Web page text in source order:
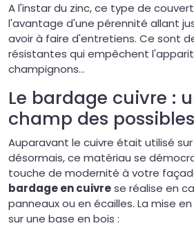
A l'instar du zinc, ce type de
l'avantage d'une pérennité allant
avoir à faire d'entretiens. Ce sont
résistantes qui empêchent
champignons...
Le bardage cuivre :
champ des possibles
Auparavant le cuivre était utilisé
désormais, ce matériau se
touche de modernité à votre
bardage en cuivrese réalise en
panneaux ou en écailles. La mise
sur une base en bois :